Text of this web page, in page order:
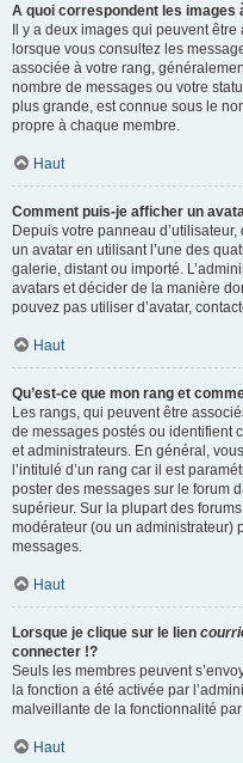
A quoi correspondent les images
Il y a deux images qui peuvent
lorsque vous consultez les
associée à votre rang,
nombre de messages ou votre
plus grande, est connue sous le
propre à chaque membre.
Haut
Comment puis-je afficher un
Depuis votre panneau
un avatar en utilisant l’une des
galerie, distant ou importé.
avatars et décider de la manière
pouvez pas utiliser d’avatar,
Haut
Qu’est-ce que mon rang et
Les rangs, qui peuvent être
de messages postés ou identifient
et administrateurs. En général,
l’intitulé d’un rang car il est
poster des messages sur le forum
supérieur. Sur la plupart des
modérateur (ou un administrateur)
messages.
Haut
Lorsque je clique sur le lien
connecter !?
Seuls les membres peuvent
la fonction a été activée par
malveillante de la fonctionnalité
Haut